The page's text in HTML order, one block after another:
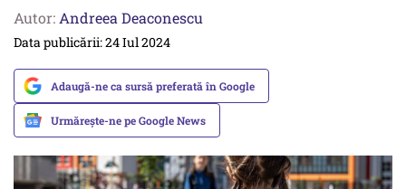
Autor: Andreea Deaconescu
Data publicării: 24 Iul 2024
Adaugă-ne ca sursă preferată în Google
Urmărește-ne pe Google News